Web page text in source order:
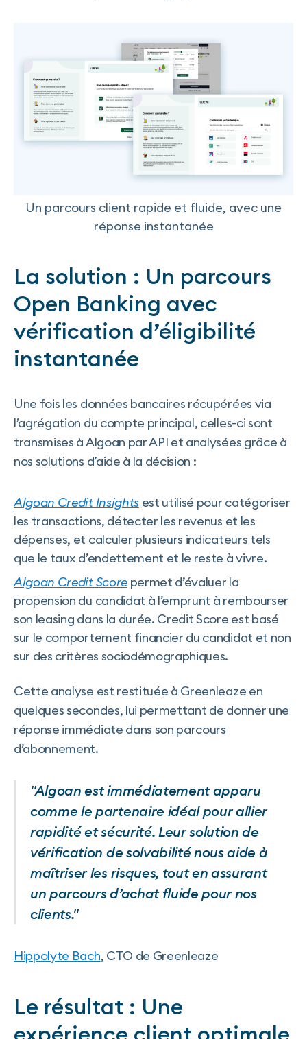
Un parcours client rapide et fluide, avec une
réponse instantanée
La solution : Un parcours
Open Banking avec
vérification d’éligibilité
instantanée
Une fois les données bancaires récupérées via
l’agrégation du compte principal, celles-ci sont
transmises à Algoan par API et analysées grâce à
nos solutions d’aide à la décision :
Algoan Credit Insightsest utilisé pour catégoriser
les transactions, détecter les revenus et les
dépenses, et calculer plusieurs indicateurs tels
que le taux d’endettement et le reste à vivre.
Algoan Credit Scorepermet d’évaluer la
propension du candidat à l’emprunt à rembourser
son leasing dans la durée. Credit Score est basé
sur le comportement financier du candidat et non
sur des critères sociodémographiques.
Cette analyse est restituée à Greenleaze en
quelques secondes, lui permettant de donner une
réponse immédiate dans son parcours
d’abonnement.
"Algoan est immédiatement apparu
comme le partenaire idéal pour allier
rapidité et sécurité. Leur solution de
vérification de solvabilité nous aide à
maîtriser les risques, tout en assurant
un parcours d’achat fluide pour nos
clients."
Hippolyte Bach, CTO de Greenleaze
Le résultat : Une